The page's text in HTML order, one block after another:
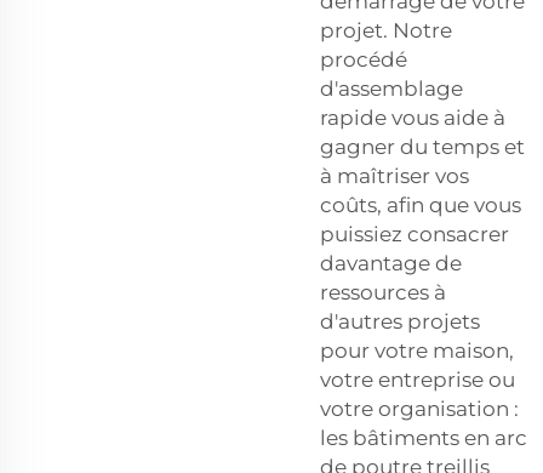
projet. Notre
procédé
d'assemblage
rapide vous aide à
gagner du temps et
à maîtriser vos
coûts, afin que vous
puissiez consacrer
davantage de
ressources à
d'autres projets
pour votre maison,
votre entreprise ou
votre organisation :
les bâtiments en arc
de poutre treillis